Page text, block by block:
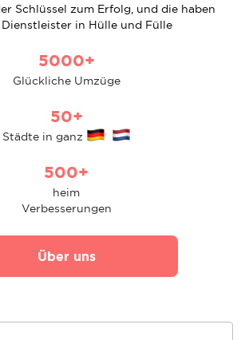
Schlüssel zum Erfolg, und die haben
Dienstleister in Hülle und Fülle
5000+
Glückliche Umzüge
50+
Städte in ganz
500+
heim
Verbesserungen
Über uns